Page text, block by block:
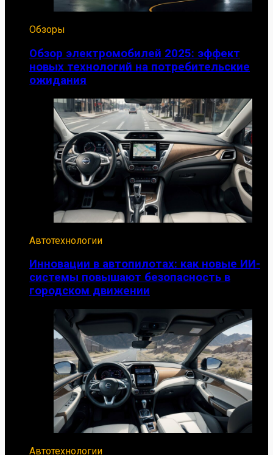
Обзоры
Обзор электромобилей 2025: эффект
новых технологий на потребительские
ожидания
Автотехнологии
Инновации в автопилотах: как новые ИИ-
системы повышают безопасность в
городском движении
Автотехнологии